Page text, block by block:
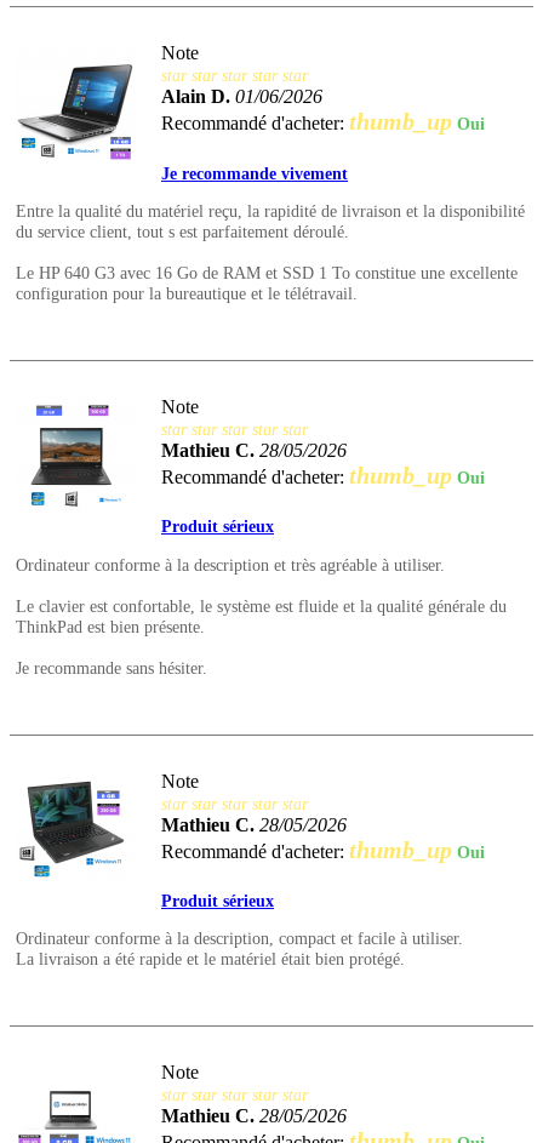
Note
star star star star star
Alain D. 01/06/2026
Recommandé d'acheter: thumb_up Oui
Je recommande vivement
Entre la qualité du matériel reçu, la rapidité de livraison et la disponibilité
du service client, tout s est parfaitement déroulé.
Le HP 640 G3 avec 16 Go de RAM et SSD 1 To constitue une excellente
configuration pour la bureautique et le télétravail.
Note
star star star star star
Mathieu C. 28/05/2026
Recommandé d'acheter: thumb_up Oui
Produit sérieux
Ordinateur conforme à la description et très agréable à utiliser.
Le clavier est confortable, le système est fluide et la qualité générale du
ThinkPad est bien présente.
Je recommande sans hésiter.
Note
star star star star star
Mathieu C. 28/05/2026
Recommandé d'acheter: thumb_up Oui
Produit sérieux
Ordinateur conforme à la description, compact et facile à utiliser.
La livraison a été rapide et le matériel était bien protégé.
Note
star star star star star
Mathieu C. 28/05/2026